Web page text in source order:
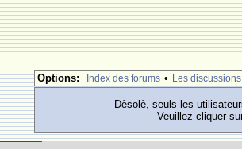
Options: Index des forums • Les discussions
Dèsolè, seuls les
Veuillez cliquer